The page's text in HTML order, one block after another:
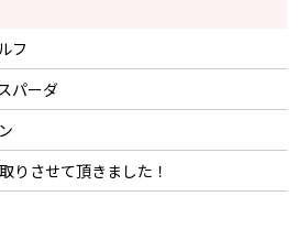
フ
パーダ
りさせて頂きました！